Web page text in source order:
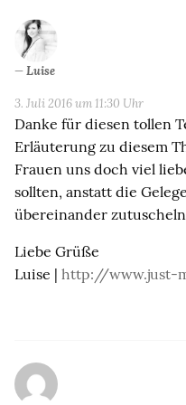
Luise
3. Juli 2016 um 11:30 Uhr
Danke für diesen tollen
Erläuterung zu diesem
Frauen uns doch viel
sollten, anstatt die
übereinander
Liebe Grüße
Luise | http://www.just-